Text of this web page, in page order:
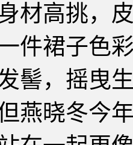
材高挑，
件裙子色
髻，摇曳
燕晓冬今